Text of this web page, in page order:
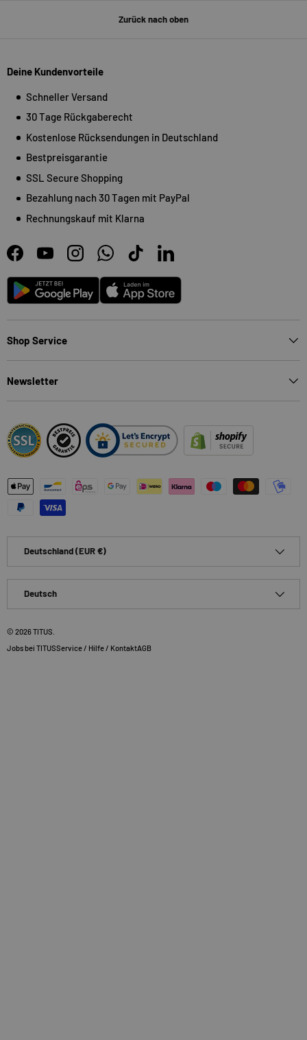
Zurück nach oben
Deine Kundenvorteile
Schneller Versand
30 Tage Rückgaberecht
Kostenlose Rücksendungen in Deutschland
Bestpreisgarantie
SSL Secure Shopping
Bezahlung nach 30 Tagen mit PayPal
Rechnungskauf mit Klarna
FacebookYouTubeInstagramWhatsAppTikTokLinkedIn
Android App Store
Shop Service
Newsletter
Zahlungsmethoden
Deutschland (EUR €)
Deutsch
© 2026TITUS
Jobs bei TITUSService / Hilfe / KontaktAGB